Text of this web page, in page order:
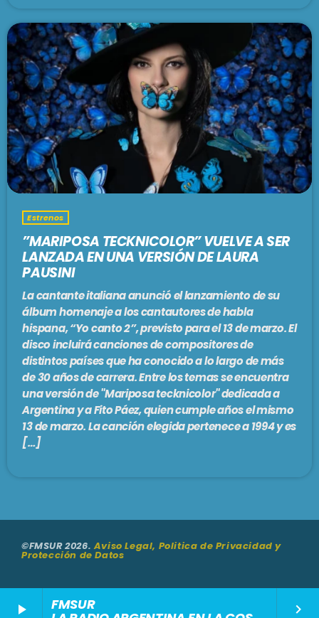
play_arrow FMSUR keyboard_arrow_right
UN CUENTO ARGENTO
9:30 am - 1:00 pm
SE VIENE . . .
BRUNCH
1:00 pm - 3:00 pm
Estrenos
”MARIPOSA TECKNICOLOR” VUELVE A SER
LANZADA EN UNA VERSIÓN DE LAURA
PAUSINI
La cantante italiana anunció el lanzamiento de su
álbum homenaje a los cantautores de habla
hispana, “Yo canto 2”, previsto para el 13 de marzo. El
disco incluirá canciones de compositores de
distintos países que ha conocido a lo largo de más
de 30 años de carrera. Entre los temas se encuentra
una versión de ''Mariposa tecknicolor'' dedicada a
Argentina y a Fito Páez, quien cumple años el mismo
13 de marzo. La canción elegida pertenece a 1994 y es
[…]
©FMSUR 2026.Aviso Legal, Politica de Privacidad y
Protección de Datos